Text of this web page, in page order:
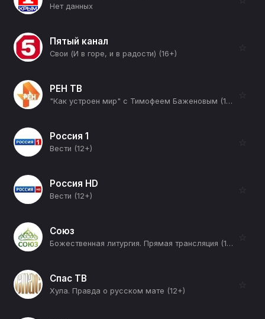
Нет данных
Пятый канал
Свои (И в горе, и в радости) (16+)
☆
РЕН ТВ
"Как устроен мир" с Тимофеем Баженовым (12+)
☆
Россия 1
Вести (12+)
☆
Россия HD
Вести (12+)
☆
Союз
Божественная литургия. Прямая трансляция (12+)
☆
Спас ТВ
Хула. Правда о русском мате (12+)
☆